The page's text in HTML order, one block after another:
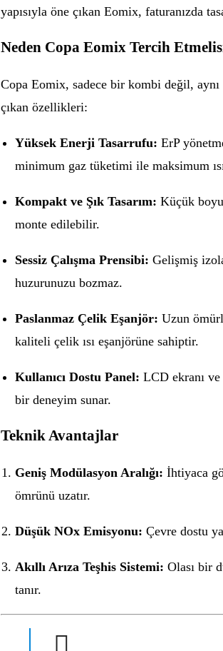
yapısıyla öne çıkan Eomix, faturanızda
Neden Copa Eomix Tercih
Copa Eomix, sadece bir kombi değil,
çıkan özellikleri:
Yüksek Enerji Tasarrufu: ErP
minimum gaz tüketimi ile maksimum
Kompakt ve Şık Tasarım: Küçük
monte edilebilir.
Sessiz Çalışma Prensibi: Gelişmiş
huzurunuzu bozmaz.
Paslanmaz Çelik Eşanjör: Uzun
kaliteli çelik ısı eşanjörüne sahiptir.
Kullanıcı Dostu Panel: LCD ekranı ve
bir deneyim sunar.
Teknik Avantajlar
Geniş Modülasyon Aralığı: İhtiyaca
ömrünü uzatır.
Düşük NOx Emisyonu: Çevre dostu
Akıllı Arıza Teşhis Sistemi: Olası bir
tanır.